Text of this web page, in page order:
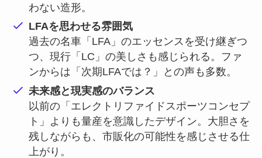
わない造形。
LFAを思わせる雰囲気
過去の名車「LFA」のエッセンスを受け継ぎつ
つ、現行「LC」の美しさも感じられる。ファ
ンからは「次期LFAでは？」との声も多数。
未来感と現実感のバランス
以前の「エレクトリファイドスポーツコンセプ
ト」よりも量産を意識したデザイン。大胆さを
残しながらも、市販化の可能性を感じさせる仕
上がり。